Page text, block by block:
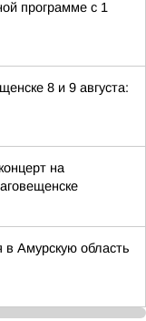
программе с 1
8 и 9 августа:
на
в Амурскую область